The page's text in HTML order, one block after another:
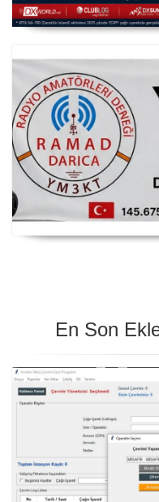
YS3/PY8WW
RAMAD
En Son